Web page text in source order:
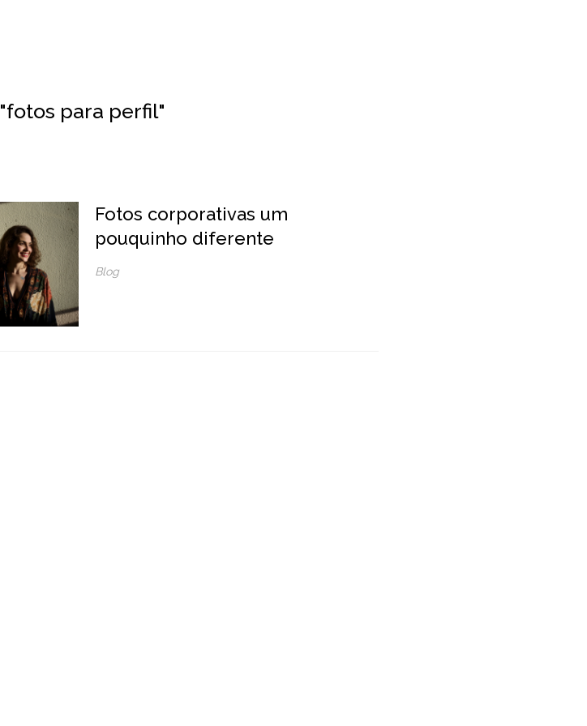
"fotos para perfil"
Fotos corporativas um
pouquinho diferente
Blog